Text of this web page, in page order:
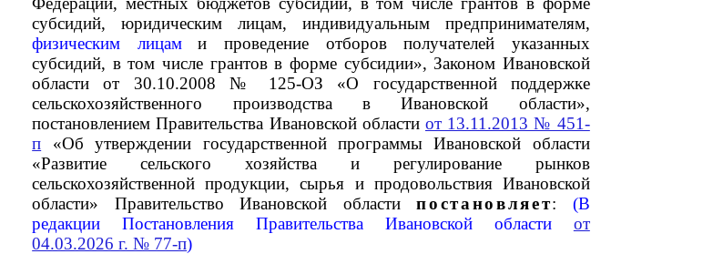
субсидий, юридическим лицам, индивидуальным предпринимателям,
физическим лицам
и проведение отборов получателей указанных
субсидий, в том числе грантов в форме субсидии», Законом Ивановской
области от 30.10.2008 № 125-ОЗ «О государственной поддержке
сельскохозяйственного производства в Ивановской области»,
постановлением Правительства Ивановской области от 13.11.2013 № 451-
п «Об утверждении государственной программы Ивановской области
«Развитие сельского хозяйства и регулирование рынков
сельскохозяйственной продукции, сырья и продовольствия Ивановской
области» Правительство Ивановской областипостановляет: (В
редакции Постановления Правительства Ивановской области от
04.03.2026 г. № 77-п)